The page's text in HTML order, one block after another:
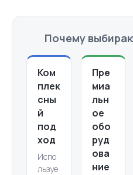
Почему
Ком
плек
сны
й
под
ход
Испо
льзуе
Пре
миа
льн
ое
обо
руд
ова
ние